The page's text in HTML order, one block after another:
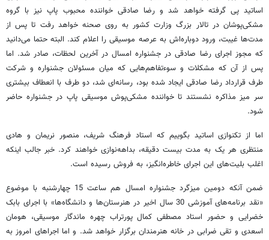
اساتید پی گرفته خواهد شد و رضا صادقی خواننده محبوب پاپ نیز با گروه
مشکی‌پوشان در تالار بزرگ وزارت کشور به روی صحنه خواهد رفت تا پس از
مدت‌ها غیبت، ورود دوباره‌اش به عرصه موسیقی را اعلام کند. البته حتما می‌دانید
که مجوز اجرای رضا صادقی در جشنواره امسال در آخرین لحظات، صادر شد. اما
پس از آن که مشکلات و سوءتفاهم‌هایی که میان مسئولان جشنواره و شرکت
طرف قرارداد رضا صادقی ایجاد شده بود، رسانه‌ای شد، دو طرف با انعطاف بیشتری
سر میز مذاکره نشستند تا خواننده مشکی‌پوش موسیقی پاپ در جشنواره حاضر
شود.
اما از تکنوازی اساتید بگوییم که استاد فرهنگ شریف، منصور نریمان و هادی
منتظری هر یک به مدت بیست دقیقه، بداهه‌نوازی خواهند کرد. خبر جالب اینکه
اغلب بلیت‌های این اجرای خاطره‌انگیز، به فروش رسیده است.
ضمن آنکه دومین میزگرد جشنواره امسال هم ساعت 15 چهارشنبه با موضوع
«نقد برنامه‌های آموزشی 30 سال اخیر در هنرستان‌ها و دانشگاه‌ها» با اجرای بابک
خضرایی و حضور استاد مصطفی کمال ‌پورتراب چهره ماندگار موسیقی، هومان
اسعدی و تقی ضرابی در خانه هنرمندان برگزار خواهد شد. و اما اجراهای امروز به